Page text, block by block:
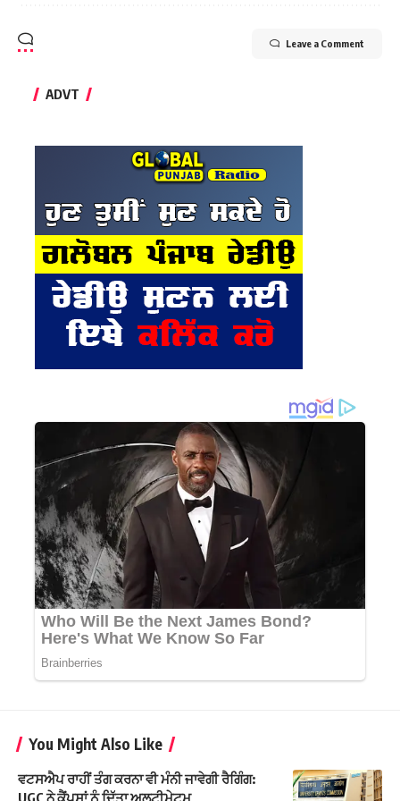
Leave a Comment
ADVT
You Might Also Like
ਵਟਸਐਪ ਰਾਹੀਂ ਤੰਗ ਕਰਨਾ ਵੀ ਮੰਨੀ ਜਾਵੇਗੀ ਰੈਗਿੰਗ: